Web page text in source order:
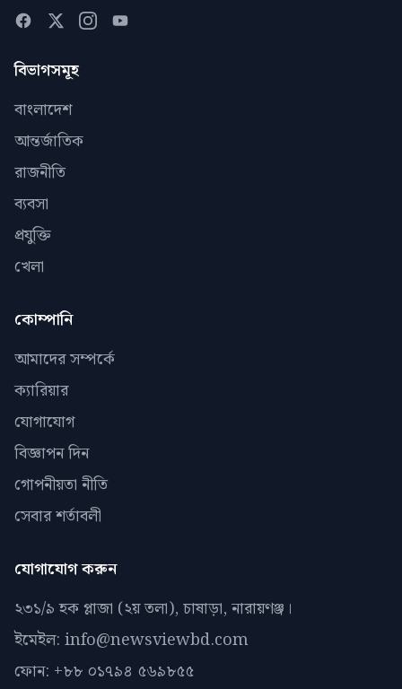
বিভাগসমূহ
বাংলাদেশ
আন্তর্জাতিক
রাজনীতি
ব্যবসা
প্রযুক্তি
খেলা
কোম্পানি
আমাদের সম্পর্কে
ক্যারিয়ার
যোগাযোগ
বিজ্ঞাপন দিন
গোপনীয়তা নীতি
সেবার শর্তাবলী
যোগাযোগ করুন
২৩১/৯ হক প্লাজা (২য় তলা), চাষাড়া, নারায়ণঞ্জ।
ইমেইল: info@newsviewbd.com
ফোন: +৮৮ ০১৭৯৪ ৫৬৯৮৫৫